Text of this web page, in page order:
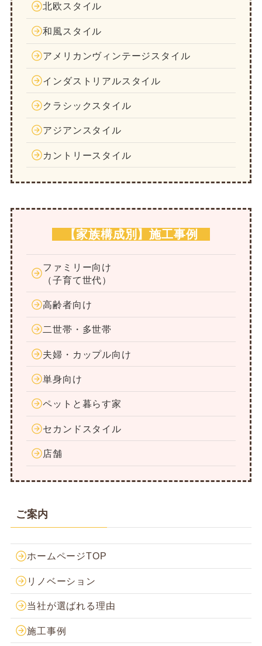
北欧スタイル
和風スタイル
アメリカンヴィンテージスタイル
インダストリアルスタイル
クラシックスタイル
アジアンスタイル
カントリースタイル
【家族構成別】施工事例
ファミリー向け
（子育て世代）
高齢者向け
二世帯・多世帯
夫婦・カップル向け
単身向け
ペットと暮らす家
セカンドスタイル
店舗
ご案内
ホームページTOP
リノベーション
当社が選ばれる理由
施工事例